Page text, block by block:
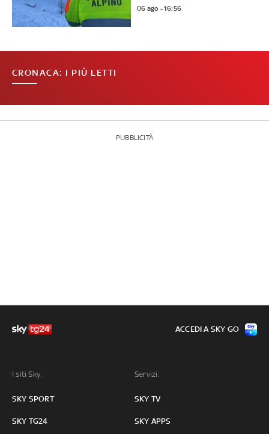
06 ago - 16:56
CRONACA: I PIÙ LETTI
PUBBLICITÀ
I siti Sky:
SKY SPORT
SKY TG24
Servizi:
SKY TV
SKY APPS
ACCEDI A SKY GO